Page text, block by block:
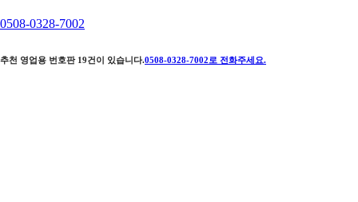
0508-0328-7002
추천 영업용 번호판 19건이 있습니다.0508-0328-7002 로 전화주세요.